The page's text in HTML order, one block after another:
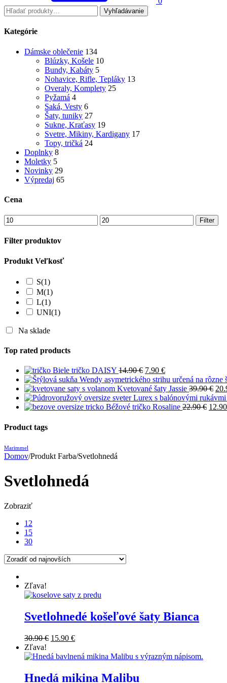
Vyhľadávanie
Kategórie
Dámske oblečenie 134
Blúzky, Košele 10
Bundy, Kabáty 5
Nohavice, Rifle, Tepláky 13
Overaly, Komplety 25
Pyžamá 4
Saká, Vesty 6
Šaty, tuniky 27
Sukne, Kraťasy 19
Svetre, Mikiny, Kardigany 17
Topy, tričká 24
Doplnky 8
Moletky 5
Novinky 29
Výpredaj 65
Cena
Filter
Filter produktov
Produkt Veľkosť
S(1)
M(1)
L(1)
UNI(1)
Na sklade
Top rated products
Biele tričko DAISY 14.90€ 7.90 €
Kvetované šaty Jassie 39.90€
Béžové tričko Rosaline 22.90€
Product tags
Marimmel
Domov/Produkt Farba/Svetlohnedá
Svetlohnedá
Zobraziť
12
15
30
Zľava!
Svetlohnedé košeľové šaty Bianca
30.90€ 15.90 €
Zľava!
Hnedá mikina Malibu